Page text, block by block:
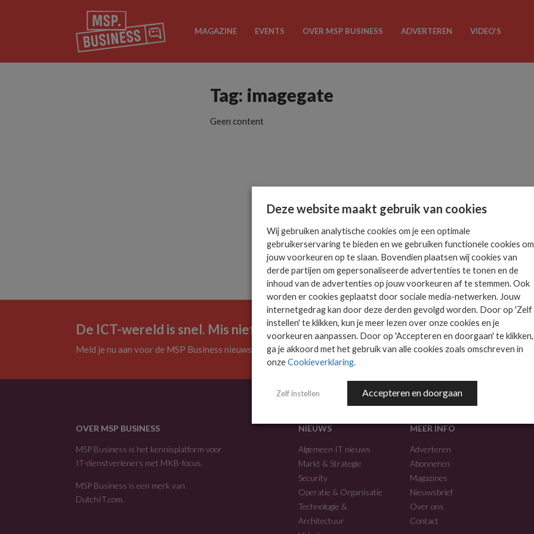
MAGAZINE EVENTS OVER MSP BUSINESS ADVERTEREN VIDEO’S
Tag: imagegate
Geen content
De ICT-wereld is snel. Mis niets.
Meld je nu aan voor de MSP Business nieuwsbrief.
OVER MSP BUSINESS
MSP Business is het kennisplatform voor
IT-dienstverleners met MKB-focus.
MSP Business is een merk van
DutchIT.com
NIEUWS
Algemeen IT nieuws
Markt & Strategie
Security
Operatie & Organisatie
Technologie &
Architectuur
MEER INFO
Adverteren
Abonneren
Magazines
Nieuwsbrief
Over ons
Contact
Deze website maakt gebruik van cookies
Wij gebruiken analytische cookies om je een optimale
gebruikerservaring te bieden en we gebruiken functionele cookies om
jouw voorkeuren op te slaan. Bovendien plaatsen wij cookies van
derde partijen om gepersonaliseerde advertenties te tonen en de
inhoud van de advertenties op jouw voorkeuren af te stemmen. Ook
worden er cookies geplaatst door sociale media-netwerken. Jouw
internetgedrag kan door deze derden gevolgd worden. Door op 'Zelf
instellen' te klikken, kun je meer lezen over onze cookies en je
voorkeuren aanpassen. Door op 'Accepteren en doorgaan' te klikken,
ga je akkoord met het gebruik van alle cookies zoals omschreven in
onzeCookieverklaring.
Zelf instellen Accepteren en doorgaan